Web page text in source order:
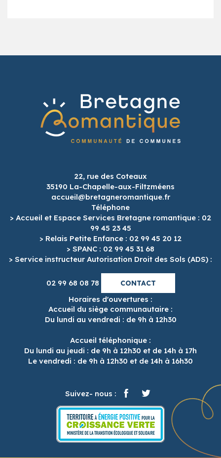
22, rue des Coteaux
35190 La-Chapelle-aux-Filtzméens
accueil@bretagneromantique.fr
Téléphone
> Accueil et Espace Services Bretagne romantique : 02
99 45 23 45
> Relais Petite Enfance : 02 99 45 20 12
> SPANC : 02 99 45 31 68
> Service instructeur Autorisation Droit des Sols (ADS) :
02 99 68 08 78 CONTACT
Horaires d'ouvertures :
Accueil du siège communautaire :
Du lundi au vendredi : de 9h à 12h30
Accueil téléphonique :
Du lundi au jeudi : de 9h à 12h30 et de 14h à 17h
Le vendredi : de 9h à 12h30 et de 14h à 16h30
Suivez- nous :